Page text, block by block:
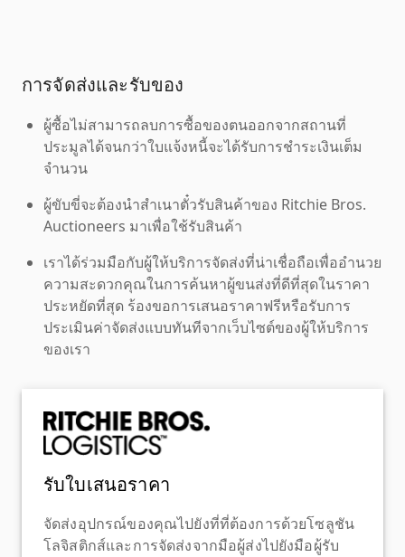
การจัดส่งและรับของ
ผู้ซื้อไม่สามารถลบการซื้อของตนออกจากสถานที่
ประมูลได้จนกว่าใบแจ้งหนี้จะได้รับการชำระเงินเต็ม
จำนวน
ผู้ขับขี่จะต้องนำสำเนาตั๋วรับสินค้าของ Ritchie Bros.
Auctioneers มาเพื่อใช้รับสินค้า
เราได้ร่วมมือกับผู้ให้บริการจัดส่งที่น่าเชื่อถือเพื่ออำนวย
ความสะดวกคุณในการค้นหาผู้ขนส่งที่ดีที่สุดในราคา
ประหยัดที่สุด ร้องขอการเสนอราคาฟรีหรือรับการ
ประเมินค่าจัดส่งแบบทันทีจากเว็บไซต์ของผู้ให้บริการ
ของเรา
รับใบเสนอราคา
จัดส่งอุปกรณ์ของคุณไปยังที่ที่ต้องการด้วยโซลูชัน
โลจิสติกส์และการจัดส่งจากมือผู้ส่งไปยังมือผู้รับ